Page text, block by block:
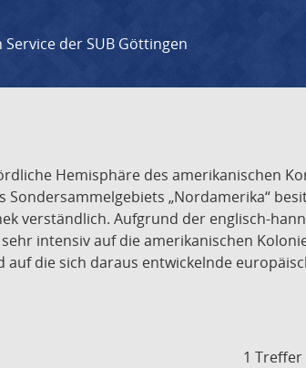
Service der SUB Göttingen
Hemisphäre des amerikanischen
„Nordamerika“
verständlich. Aufgrund der englisch-
intensiv auf die amerikanischen
die sich daraus entwickelnde
1 Treffer